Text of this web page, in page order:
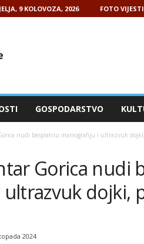
9 KOLOVOZA, 2026 FOTO VIJESTI
GOSPODARSTVO
nudi besplatnu mamografiju i ultrazvuk
Gorica nudi
dojki,
2024